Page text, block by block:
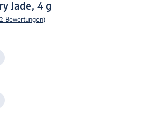
Jade, 4 g
Bewertungen)